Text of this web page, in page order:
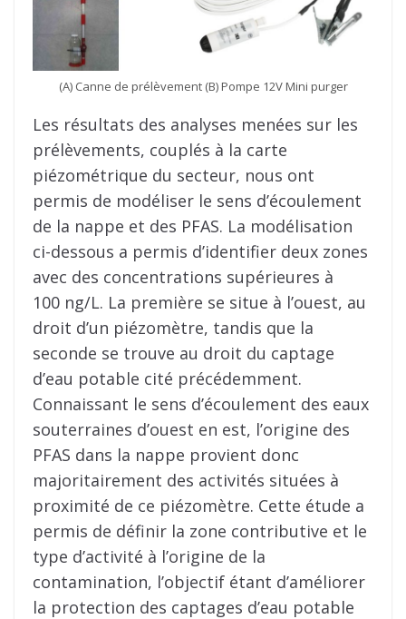
(A) Canne de prélèvement (B) Pompe 12V Mini purger
Les résultats des analyses menées sur les
prélèvements, couplés à la carte
piézométrique du secteur, nous ont
permis de modéliser le sens d’écoulement
de la nappe et des PFAS. La modélisation
ci-dessous a permis d’identifier deux zones
avec des concentrations supérieures à
100 ng/L. La première se situe à l’ouest, au
droit d’un piézomètre, tandis que la
seconde se trouve au droit du captage
d’eau potable cité précédemment.
Connaissant le sens d’écoulement des eaux
souterraines d’ouest en est, l’origine des
PFAS dans la nappe provient donc
majoritairement des activités situées à
proximité de ce piézomètre. Cette étude a
permis de définir la zone contributive et le
type d’activité à l’origine de la
contamination, l’objectif étant d’améliorer
la protection des captages d’eau potable